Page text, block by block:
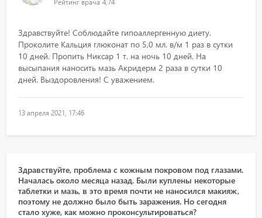
Рейтинг врача 4,74
Здравствуйте! Соблюдайте гипоаллергенную диету.
Проколите Кальция глюконат по 5,0 мл. в/м 1 раз в сутки
10 дней. Пропить Никсар 1 т. на ночь 10 дней. На
высыпания наносить мазь Акридерм 2 раза в сутки 10
дней. Выздоровления! С уважением.
13 апреля 2021, 17:46
Здравствуйте, проблема с кожным покровом под глазами.
Началась около месяца назад. Были куплены некоторые
таблетки и мазь, в это время почти не наносился макияж,
поэтому не должно было быть заражения. Но сегодня
стало хуже, как можно проконсультироваться?